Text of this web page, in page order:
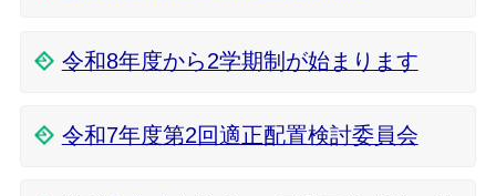
令和8年度から2学期制が始まります
令和7年度第2回適正配置検討委員会